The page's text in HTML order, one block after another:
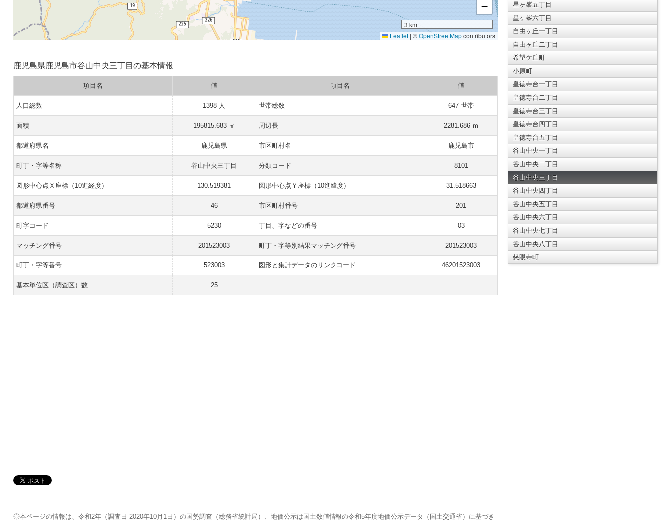
−
3 km
Leaflet | ©OpenStreetMapcontributors
鹿児島県鹿児島市谷山中央三丁目の基本情報
項目名 値 項目名 値
人口総数 1398 人 世帯総数 647 世帯
面積 195815.683 ㎡ 周辺長 2281.686 ｍ
都道府県名 鹿児島県 市区町村名 鹿児島市
町丁・字等名称 谷山中央三丁目 分類コード 8101
図形中心点Ｘ座標（10進経度） 130.519381 図形中心点Ｙ座標（10進緯度） 31.518663
都道府県番号 46 市区町村番号 201
町字コード 5230 丁目、字などの番号 03
マッチング番号 201523003 町丁・字等別結果マッチング番号 201523003
町丁・字等番号 523003 図形と集計データのリンクコード 46201523003
基本単位区（調査区）数 25
◎本ページの情報は、令和2年（調査日 2020年10月1日）の国勢調査（総務省統計局）、地価公示は国土数値情報の令和5年度地価公示データ（国土交通省）に基づき
星ヶ峯五丁目
星ヶ峯六丁目
自由ヶ丘一丁目
自由ヶ丘二丁目
希望ケ丘町
小原町
皇徳寺台一丁目
皇徳寺台二丁目
皇徳寺台三丁目
皇徳寺台四丁目
皇徳寺台五丁目
谷山中央一丁目
谷山中央二丁目
谷山中央三丁目
谷山中央四丁目
谷山中央五丁目
谷山中央六丁目
谷山中央七丁目
谷山中央八丁目
慈眼寺町